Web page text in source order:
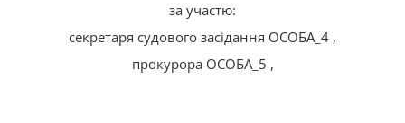
за участю:
секретаря судового засідання ОСОБА_4 ,
прокурора ОСОБА_5 ,